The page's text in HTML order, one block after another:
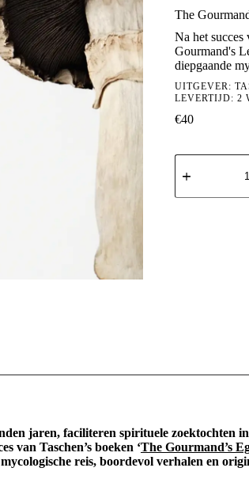
The
Na het succes
Gourmand's
diepgaande
UITGEVER:
LEVERTIJD: 2
€40
The
Gourmand's
A
jaren, faciliteren spirituele zoektochten
van Taschen’s boeken ‘The Gourmand’s
reis, boordevol verhalen en